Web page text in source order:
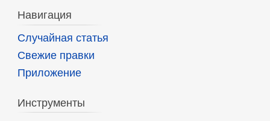
Навигация
Случайная статья
Свежие правки
Приложение
Инструменты